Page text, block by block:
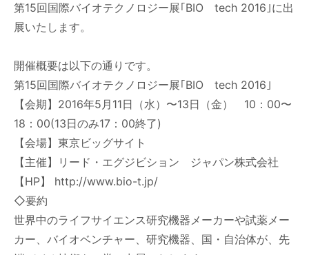
第15回国際バイオテクノロジー展｢BIO tech 2016｣に出
展いたします。
開催概要は以下の通りです。
第15回国際バイオテクノロジー展｢BIO tech 2016｣
【会期】2016年5月11日（水）〜13日（金） 10：00〜
18：00(13日のみ17：00終了)
【会場】東京ビッグサイト
【主催】リード・エグジビション ジャパン株式会社
【HP】 http://www.bio-t.jp/
◇要約
世界中のライフサイエンス研究機器メーカーや試薬メー
カー、バイオベンチャー、研究機器、国・自治体が、先